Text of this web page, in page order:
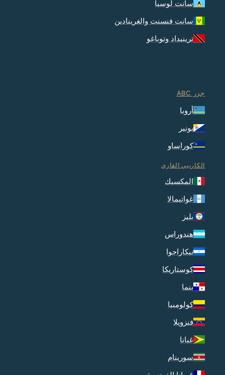
سانت لوسيا
سانت فنسنت والغرينادين
ترينيداد وتوباغو
جزر ABC
أروبا
بونير
كوراساو
الكاريبي القاري
المكسيك
غواتيمالا
بليز
هندوراس
نيكاراجوا
كوستاريكا
بنما
كولومبيا
فنزويلا
غيانا
سورينام